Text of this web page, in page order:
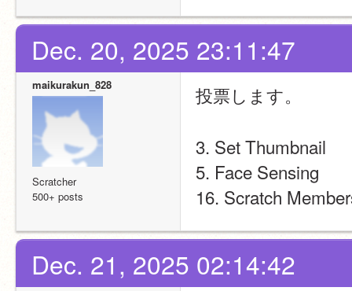
Dec. 20, 2025 23:11:47
maikurakun_828
Scratcher
500+ posts
投票します。
3. Set Thumbnail
5. Face Sensing
16. Scratch
Dec. 21, 2025 02:14:42